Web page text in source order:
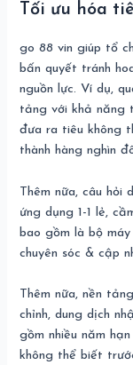
Tối ưu hóa
go 88 vin giúp tổ
bấn quyết tránh
nguồn lực. Ví dụ,
tảng với khả năng
đưa ra tiêu không
thành hàng nghìn
Thêm nữa, câu
ứng dụng 1-1 lẻ,
bao gồm là bộ
chuyên sóc & cập
Thêm nữa, nền
chỉnh, dung dịch
gồm nhiều năm
không thể biết